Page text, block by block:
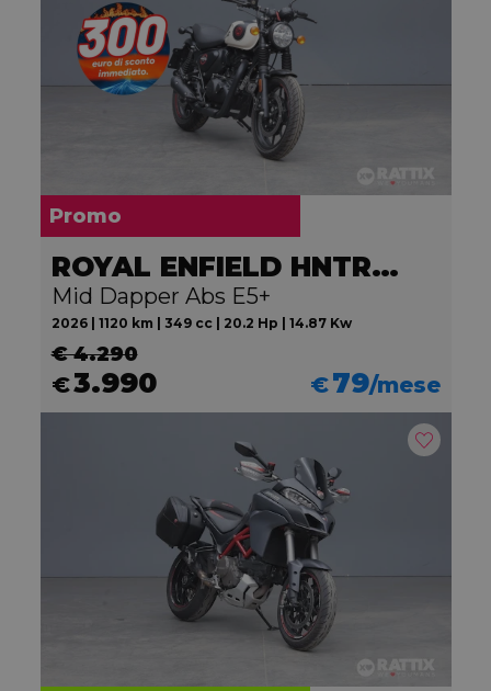
Promo
ROYAL ENFIELD HNTR 350
Mid Dapper Abs E5+
2026 | 1120 km | 349 cc | 20.2 Hp | 14.87 Kw
€ 4.290
€3.990 €79/mese